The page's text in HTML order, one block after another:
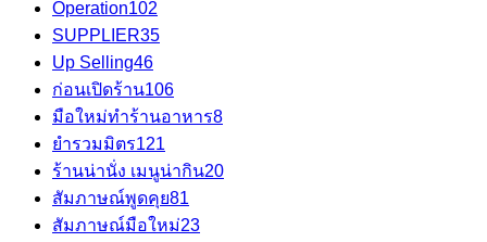
Operation102
SUPPLIER35
Up Selling46
ก่อนเปิดร้าน106
มือใหม่ทำร้านอาหาร8
ยำรวมมิตร121
ร้านน่านั่ง เมนูน่ากิน20
สัมภาษณ์พูดคุย81
สัมภาษณ์มือใหม่23